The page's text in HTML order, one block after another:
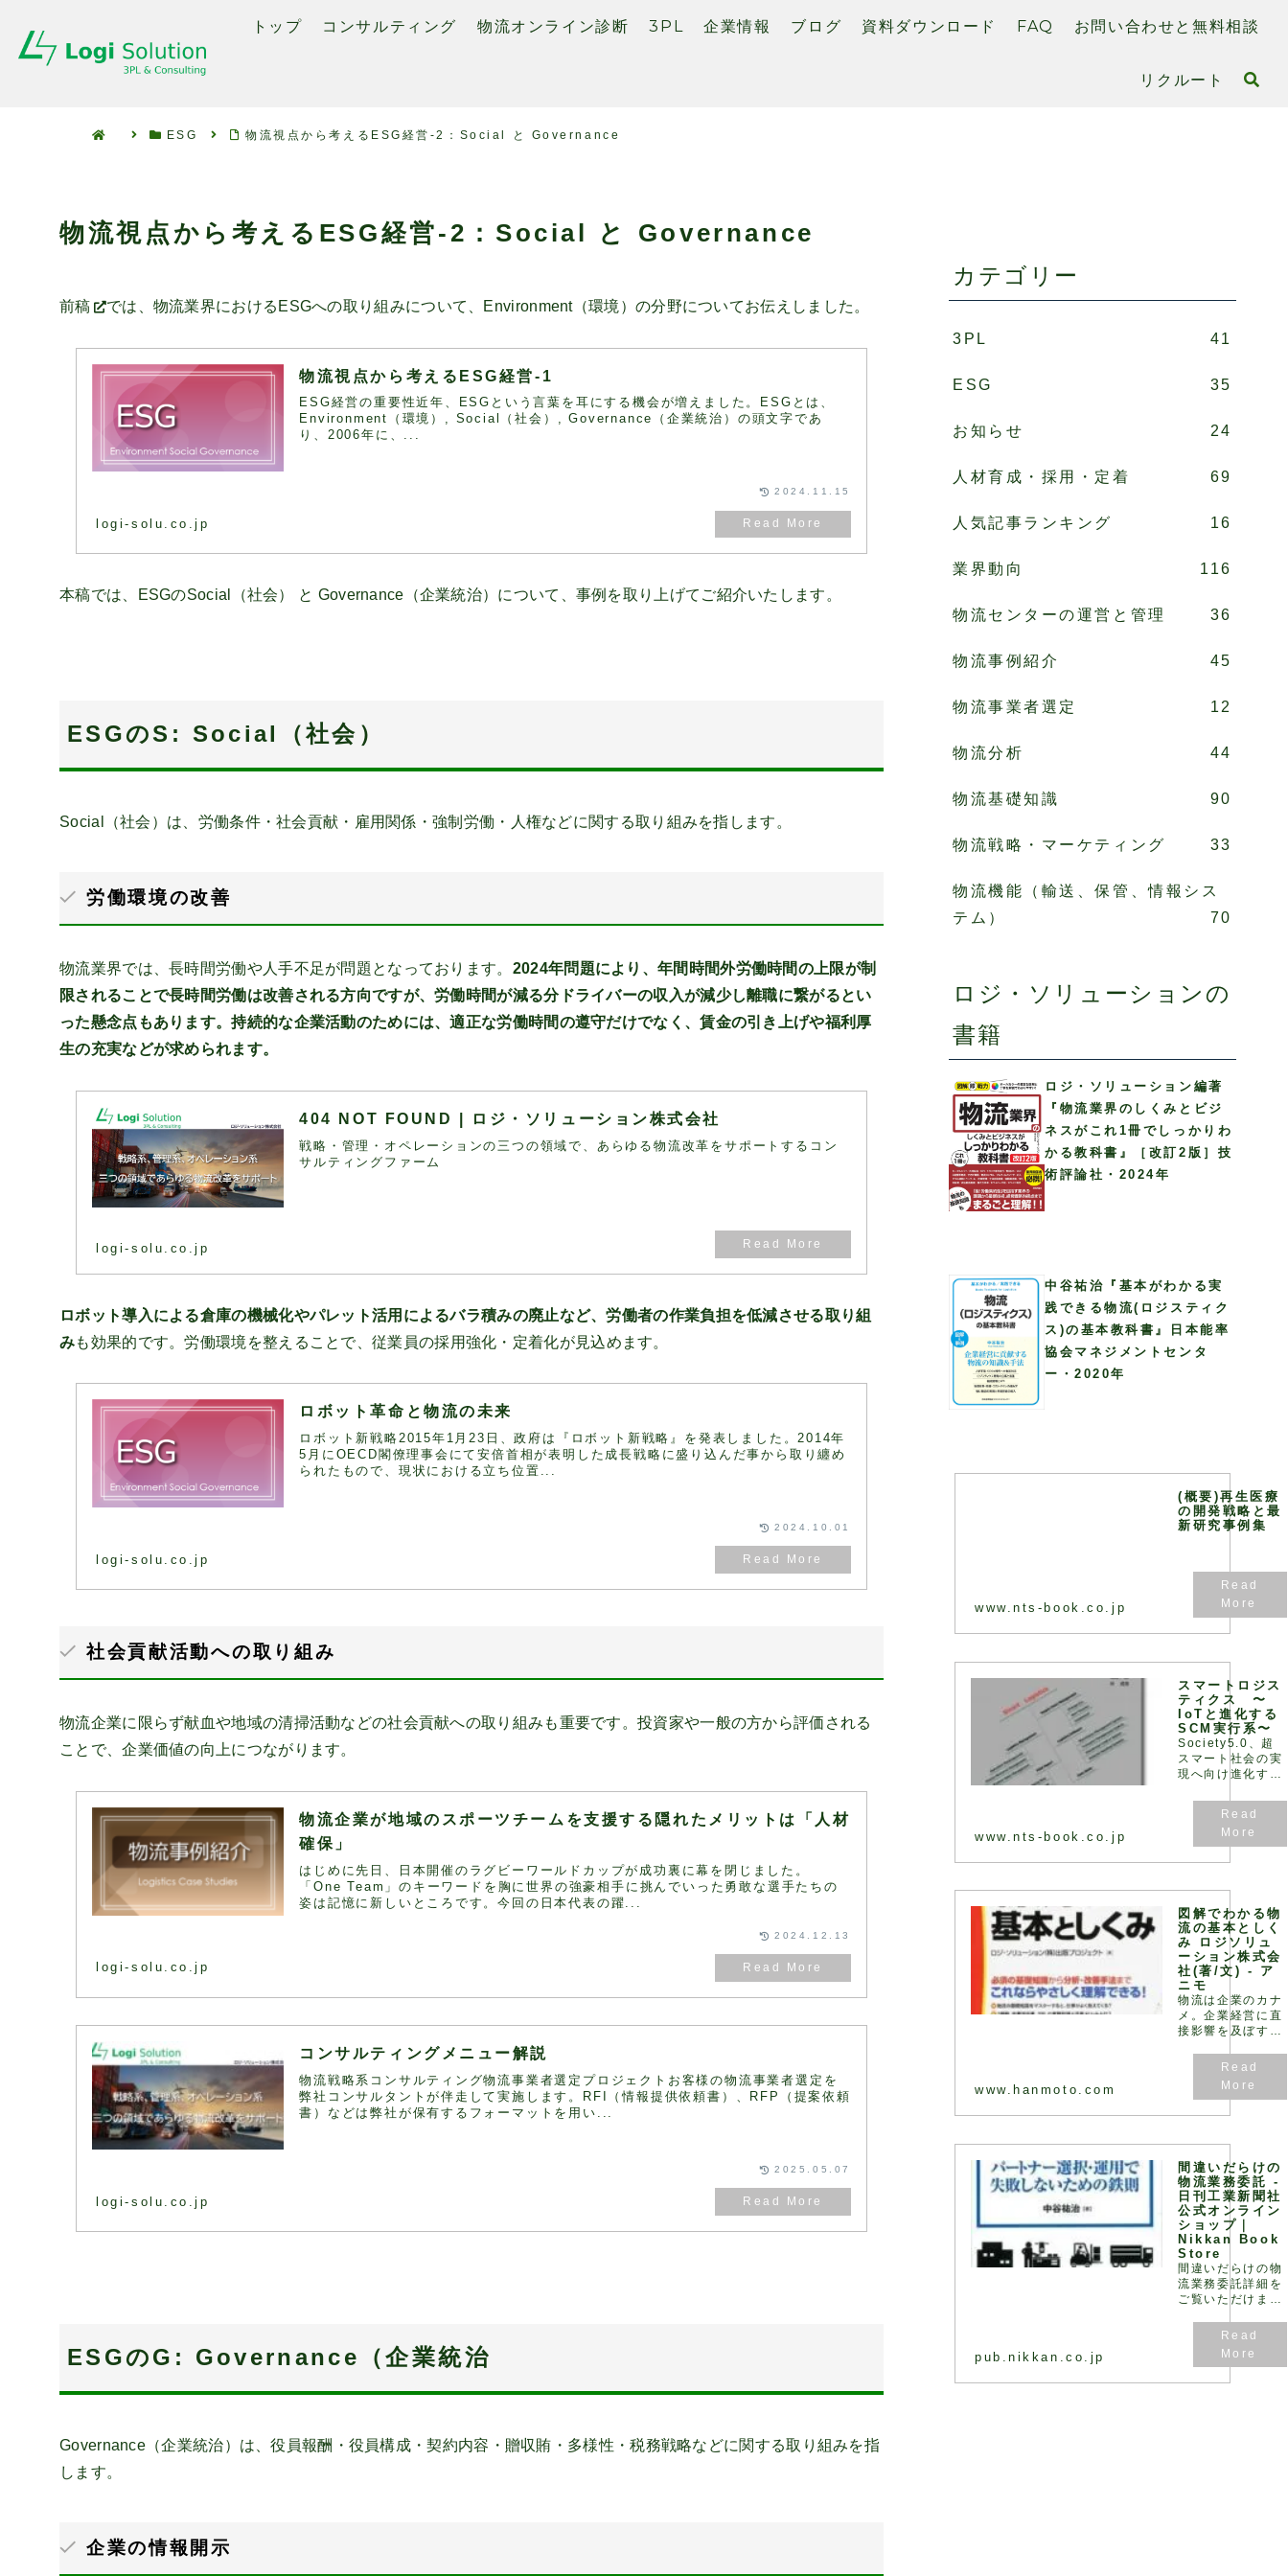
トップ コンサルティング 物流オンライン診断 3PL 企業情報 ブログ 資料ダウンロード FAQ お問い合わせと無料相談
リクルート
ESG 物流視点から考えるESG経営-2：Social と Governance
物流視点から考えるESG経営-2：Social と Governance
前稿 では、物流業界におけるESGへの取り組みについて、Environment（環境）の分野についてお伝えしました。
物流視点から考えるESG経営-1
ESG経営の重要性近年、ESGという言葉を耳にする機会が増えました。ESGとは、
Environment（環境）, Social（社会）, Governance（企業統治）の頭文字であ
り、2006年に、...
logi-solu.co.jp
2024.11.15
本稿では、ESGのSocial（社会） と Governance（企業統治）について、事例を取り上げてご紹介いたします。
ESGのS: Social（社会）
Social（社会）は、労働条件・社会貢献・雇用関係・強制労働・人権などに関する取り組みを指します。
労働環境の改善
物流業界では、長時間労働や人手不足が問題となっております。 2024年問題により、年間時間外労働時間の上限が制
限されることで長時間労働は改善される方向ですが、労働時間が減る分ドライバーの収入が減少し離職に繋がるとい
った懸念点もあります。持続的な企業活動のためには、適正な労働時間の遵守だけでなく、賃金の引き上げや福利厚
生の充実などが求められます。
404 NOT FOUND | ロジ・ソリューション株式会社
戦略・管理・オペレーションの三つの領域で、あらゆる物流改革をサポートするコン
サルティングファーム
logi-solu.co.jp
ロボット導入による倉庫の機械化やパレット活用によるバラ積みの廃止など、労働者の作業負担を低減させる取り組
みも効果的です。労働環境を整えることで、従業員の採用強化・定着化が見込めます。
ロボット革命と物流の未来
ロボット新戦略2015年1月23日、政府は『ロボット新戦略』を発表しました。2014年
5月にOECD閣僚理事会にて安倍首相が表明した成長戦略に盛り込んだ事から取り纏め
られたもので、現状における立ち位置...
logi-solu.co.jp
2024.10.01
社会貢献活動への取り組み
物流企業に限らず献血や地域の清掃活動などの社会貢献への取り組みも重要です。投資家や一般の方から評価される
ことで、企業価値の向上につながります。
物流企業が地域のスポーツチームを支援する隠れたメリットは「人材
確保」
はじめに先日、日本開催のラグビーワールドカップが成功裏に幕を閉じました。
「One Team」のキーワードを胸に世界の強豪相手に挑んでいった勇敢な選手たちの
姿は記憶に新しいところです。今回の日本代表の躍...
logi-solu.co.jp
2024.12.13
コンサルティングメニュー解説
物流戦略系コンサルティング物流事業者選定プロジェクトお客様の物流事業者選定を
弊社コンサルタントが伴走して実施します。RFI（情報提供依頼書）、RFP（提案依頼
書）などは弊社が保有するフォーマットを用い...
logi-solu.co.jp
2025.05.07
ESGのG: Governance（企業統治
Governance（企業統治）は、役員報酬・役員構成・契約内容・贈収賄・多様性・税務戦略などに関する取り組みを指
します。
企業の情報開示
カテゴリー
3PL 41
ESG 35
お知らせ 24
人材育成・採用・定着 69
人気記事ランキング 16
業界動向 116
物流センターの運営と管理 36
物流事例紹介 45
物流事業者選定 12
物流分析 44
物流基礎知識 90
物流戦略・マーケティング 33
物流機能（輸送、保管、情報シス
テム）
70
ロジ・ソリューションの
書籍
ロジ・ソリューション編著
『物流業界のしくみとビジ
ネスがこれ1冊でしっかりわ
かる教科書』［改訂2版］技
術評論社・2024年
中谷祐治『基本がわかる実
践できる物流(ロジスティク
ス)の基本教科書』日本能率
協会マネジメントセンタ
ー・2020年
(概要)再生医療
の開発戦略と最
新研究事例集
www.nts-book.co.jp
スマートロジス
ティクス 〜
IoTと進化する
SCM実行系〜
Society5.0、超
スマート社会の実
現へ向け進化す
サプライチェーン
の視点からロジス
ティクスとIoT と
の連携性を踏ま
え、密接に関連す
すると共に物流現
場の課題や物流セ
ンターの事例につ
いても解説
www.nts-book.co.jp
図解でわかる物
流の基本としく
み ロジソリュ
ーション株式会
社(著/文) - ア
ニモ
物流は企業のカナ
メ。企業経営に直
接影響を及ぼす
です!実際に物流
をおこない、問題
ス全体で最… - 引
用：版元ドットコ
ム
www.hanmoto.com
間違いだらけの
物流業務委託 -
日刊工業新聞社
公式オンライン
ショップ｜
Nikkan Book
Store
間違いだらけの物
流業務委託詳細を
ご覧いただけま
pub.nikkan.co.jp